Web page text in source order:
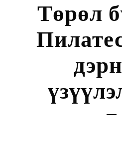
Төрөл